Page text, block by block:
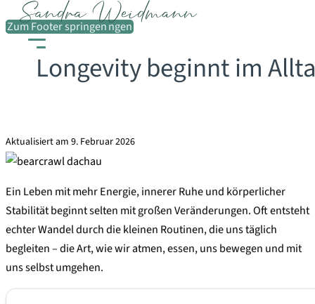
Zum Hauptinhalt springen
Zum Footer springen
Longevity beginnt im
Aktualisiert am 9. Februar 2026
Ein Leben mit mehr Energie, innerer Ruhe und körperlicher
Stabilität beginnt selten mit großen Veränderungen. Oft entsteht
echter Wandel durch die kleinen Routinen, die uns täglich
begleiten – die Art, wie wir atmen, essen, uns bewegen und mit
uns selbst umgehen.